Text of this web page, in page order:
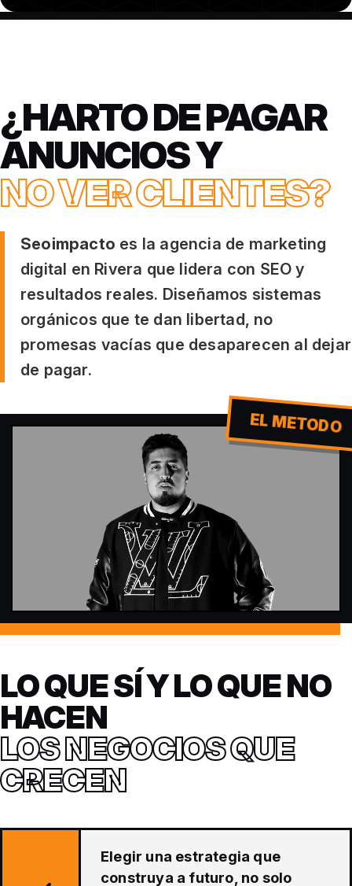
¿HARTO DE PAGAR
ANUNCIOS Y
NO VER CLIENTES?
Seoimpacto es la agencia de marketing
digital en Rivera que lidera con SEO y
resultados reales. Diseñamos sistemas
orgánicos que te dan libertad, no
promesas vacías que desaparecen al dejar
de pagar.
EL METODO
LO QUE SÍ Y LO QUE NO
HACEN
LOS NEGOCIOS QUE
CRECEN
Elegir una estrategia que
construya a futuro, no solo